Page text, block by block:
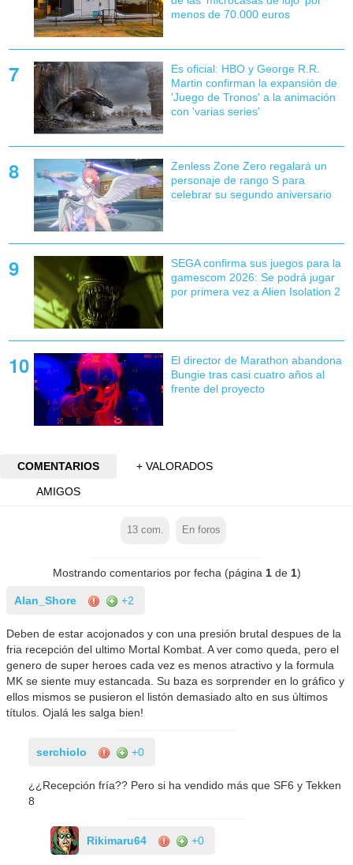
menos de 70.000 euros
Es oficial: HBO y George R.R.
Martin confirman la expansión de
'Juego de Tronos' a la animación
con 'varias series'
Zenless Zone Zero regalará un
personaje de rango S para
celebrar su segundo aniversario
SEGA confirma sus juegos para la
gamescom 2026: Se podrá jugar
por primera vez a Alien Isolation 2
El director de Marathon abandona
Bungie tras casi cuatro años al
frente del proyecto
COMENTARIOS
+ VALORADOS
AMIGOS
13com. En foros
Mostrando comentarios por fecha (página 1de 1)
Alan_Shore +2
Deben de estar acojonados y con una presión brutal despues de la
fria recepción del ultimo Mortal Kombat. A ver como queda, pero el
genero de super heroes cada vez es menos atractivo y la formula
MK se siente muy estancada. Su baza es sorprender en lo gráfico y
ellos mismos se pusieron el listón demasiado alto en sus últimos
títulos. Ojalá les salga bien!
serchiolo +0
¿¿Recepción fría?? Pero si ha vendido más que SF6 y Tekken
8
Rikimaru64 +0